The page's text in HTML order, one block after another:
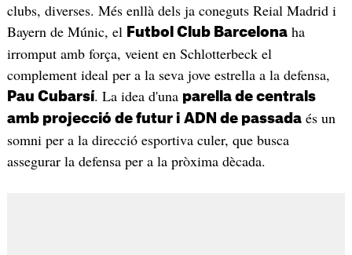
clubs, diverses. Més enllà dels ja coneguts Reial Madrid i
Bayern de Múnic, el Futbol Club Barcelonaha
irromput amb força, veient en Schlotterbeck el
complement ideal per a la seva jove estrella a la defensa,
Pau Cubarsí. La idea d'una parella de centrals
amb projecció de futur i ADN de passadaés un
somni per a la direcció esportiva culer, que busca
assegurar la defensa per a la pròxima dècada.